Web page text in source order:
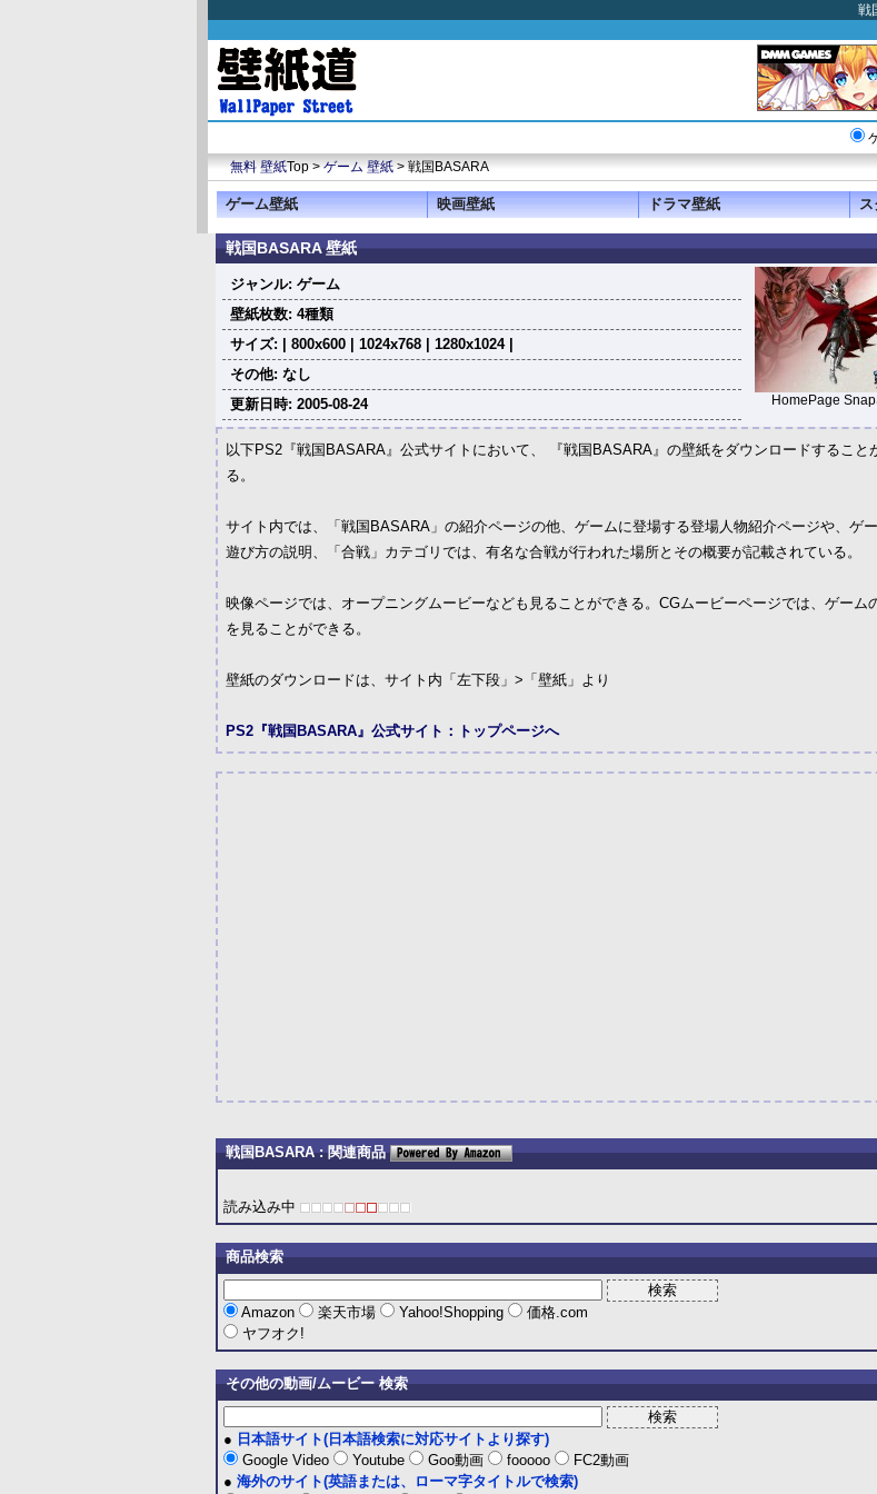
戦
無料 壁紙Top >ゲーム 壁紙> 戦国BASARA
ゲーム壁紙 映画壁紙 ドラマ壁紙
戦国BASARA 壁紙
ジャンル: ゲーム
壁紙枚数: 4種類
サイズ: | 800x600 | 1024x768 | 1280x1024 |
その他: なし
更新日時: 2005-08-24
HomePage
以下PS2『戦国BASARA』公式サイトにおいて、 『戦国BASARA』の壁紙をダウンロードすること
る。
サイト内では、「戦国BASARA」の紹介ページの他、ゲームに登場する登場人物紹介ページや、ゲ
遊び方の説明、「合戦」カテゴリでは、有名な合戦が行われた場所とその概要が記載されている。
映像ページでは、オープニングムービーなども見ることができる。CGムービーページでは、ゲーム
を見ることができる。
壁紙のダウンロードは、サイト内「左下段」>「壁紙」より
PS2『戦国BASARA』公式サイト：トップページへ
戦国BASARA : 関連商品
読み込み中
商品検索
Amazon 楽天市場 Yahoo!Shopping
価格.com
ヤフオク!
その他の動画/ムービー 検索
● 日本語サイト(日本語検索に対応サイトより探す)
Google Video
Youtube Goo動画 fooooo
FC2動画
● 海外のサイト(英語または、ローマ字タイトルで検索)